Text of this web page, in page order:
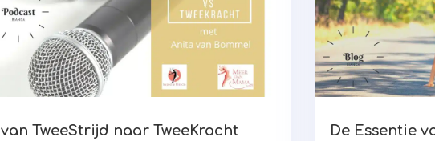
van TweeStrijd naar TweeKracht
De Essentie